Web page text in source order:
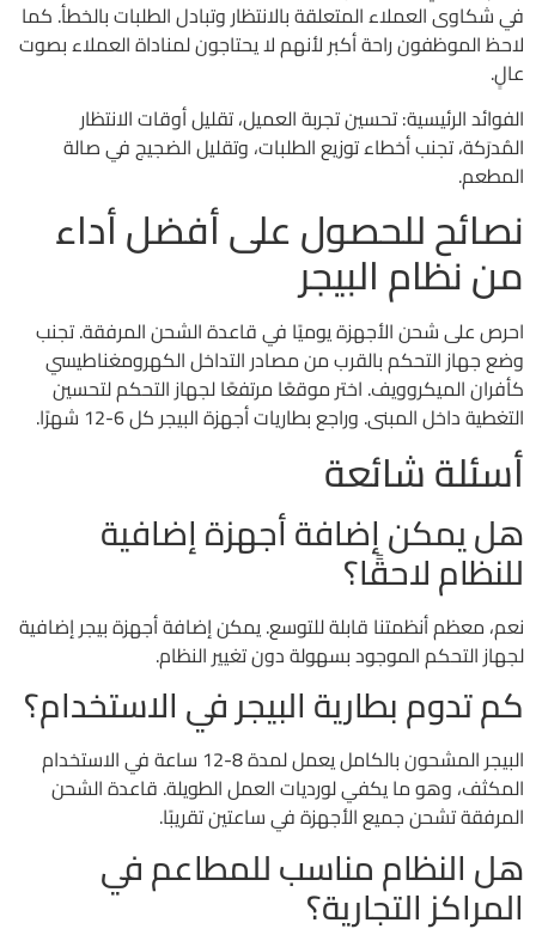
في شكاوى العملاء المتعلقة بالانتظار وتبادل الطلبات بالخطأ. كما
لاحظ الموظفون راحة أكبر لأنهم لا يحتاجون لمناداة العملاء بصوت
عالٍ.
الفوائد الرئيسية: تحسين تجربة العميل، تقليل أوقات الانتظار
المُدرَكة، تجنب أخطاء توزيع الطلبات، وتقليل الضجيج في صالة
المطعم.
نصائح للحصول على أفضل أداء
من نظام البيجر
احرص على شحن الأجهزة يوميًا في قاعدة الشحن المرفقة. تجنب
وضع جهاز التحكم بالقرب من مصادر التداخل الكهرومغناطيسي
كأفران الميكروويف. اختر موقعًا مرتفعًا لجهاز التحكم لتحسين
التغطية داخل المبنى. وراجع بطاريات أجهزة البيجر كل 6-12 شهرًا.
أسئلة شائعة
هل يمكن إضافة أجهزة إضافية
للنظام لاحقًا؟
نعم، معظم أنظمتنا قابلة للتوسع. يمكن إضافة أجهزة بيجر إضافية
لجهاز التحكم الموجود بسهولة دون تغيير النظام.
كم تدوم بطارية البيجر في الاستخدام؟
البيجر المشحون بالكامل يعمل لمدة 8-12 ساعة في الاستخدام
المكثف، وهو ما يكفي لورديات العمل الطويلة. قاعدة الشحن
المرفقة تشحن جميع الأجهزة في ساعتين تقريبًا.
هل النظام مناسب للمطاعم في
المراكز التجارية؟